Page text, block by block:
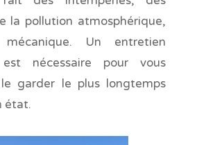
la pollution atmosphérique,
Un entretien
est nécessaire pour vous
garder le plus longtemps
état.